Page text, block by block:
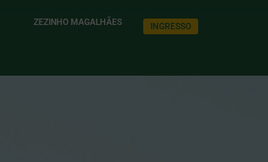
ZEZINHO MAGALHÃES INGRESSO